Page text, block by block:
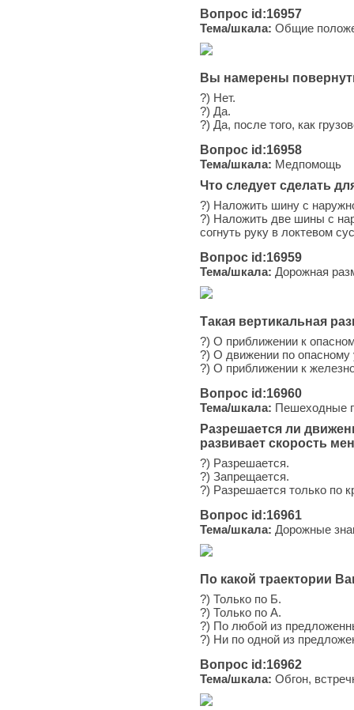
Вопрос id:16957
Тема/шкала: Общие
Вы намерены
?) Нет.
?) Да.
?) Да, после того, как
Вопрос id:16958
Тема/шкала: Медпомощь
Что следует сделать
?) Наложить шину с
?) Наложить две шины с
согнуть руку в локтевом
Вопрос id:16959
Тема/шкала: Дорожная
Такая вертикальная
?) О приближении к
?) О движении по опасному
?) О приближении к
Вопрос id:16960
Тема/шкала: Пешеходные
Разрешается ли
развивает скорость
?) Разрешается.
?) Запрещается.
?) Разрешается только по
Вопрос id:16961
Тема/шкала: Дорожные
По какой траектории
?) Только по Б.
?) Только по А.
?) По любой из
?) Ни по одной из
Вопрос id:16962
Тема/шкала: Обгон,